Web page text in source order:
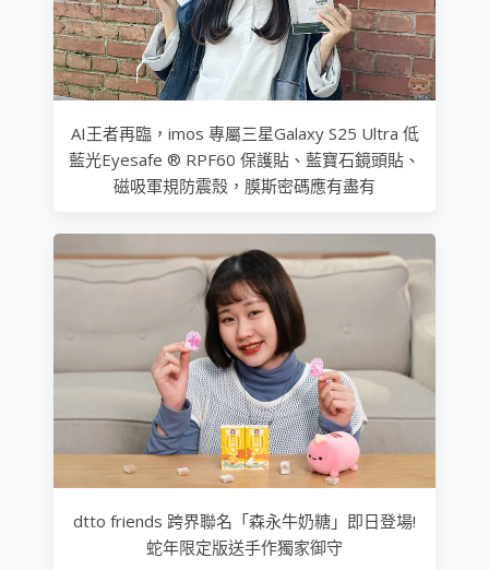
AI王者再臨，imos 專屬三星Galaxy S25 Ultra 低
藍光Eyesafe ® RPF60 保護貼、藍寶石鏡頭貼、
磁吸軍規防震殼，膜斯密碼應有盡有
dtto friends 跨界聯名「森永牛奶糖」即日登場!
蛇年限定版送手作獨家御守